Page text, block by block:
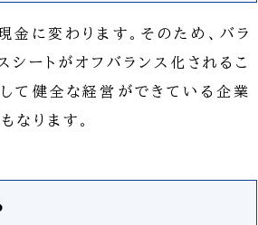
金に変わります。そのため、バラ
シートがオフバランス化されるこ
て健全な経営ができている企業
なります。